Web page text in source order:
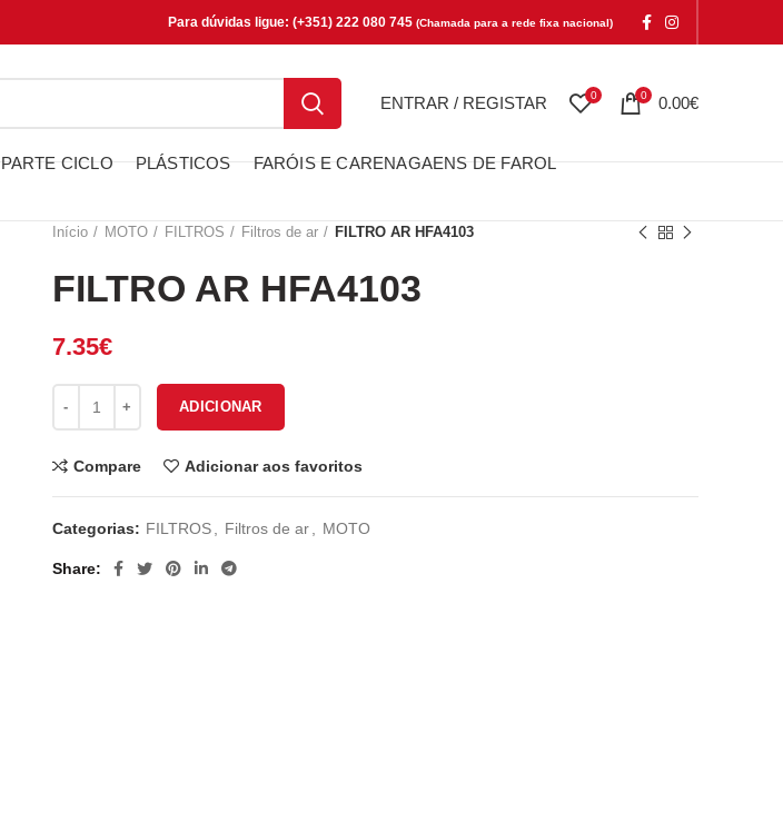
Para dúvidas ligue: (+351) 222 080 745 (Chamada para a rede fixa nacional)
ENTRAR / REGISTAR 0 0 0.00€
PARTE CICLO PLÁSTICOS FARÓIS E CARENAGAENS DE FAROL
Início MOTO FILTROS Filtros de ar FILTRO AR HFA4103
FILTRO AR HFA4103
7.35€
ADICIONAR
Compare Adicionar aos favoritos
Categorias: FILTROS Filtros de ar MOTO
Share